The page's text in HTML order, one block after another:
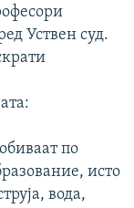
Уствен суд.
по
исто
вода,